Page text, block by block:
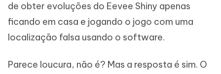
de obter evoluções do Eevee Shiny apenas
ficando em casa e jogando o jogo com uma
localização falsa usando o software.
Parece loucura, não é? Mas a resposta é sim. O